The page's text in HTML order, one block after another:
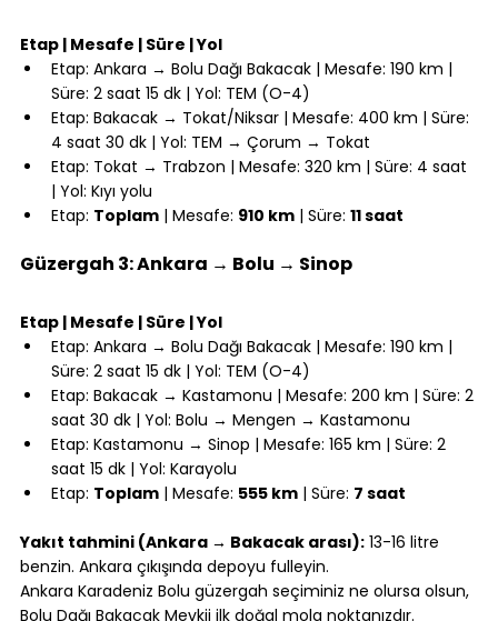
Etap | Mesafe | Süre | Yol
Etap: Ankara → Bolu Dağı Bakacak | Mesafe: 190 km |
Süre: 2 saat 15 dk | Yol: TEM (O-4)
Etap: Bakacak → Tokat/Niksar | Mesafe: 400 km | Süre:
4 saat 30 dk | Yol: TEM → Çorum → Tokat
Etap: Tokat → Trabzon | Mesafe: 320 km | Süre: 4 saat
| Yol: Kıyı yolu
Etap: Toplam | Mesafe: 910 km | Süre: 11 saat
Güzergah 3: Ankara → Bolu → Sinop
Etap | Mesafe | Süre | Yol
Etap: Ankara → Bolu Dağı Bakacak | Mesafe: 190 km |
Süre: 2 saat 15 dk | Yol: TEM (O-4)
Etap: Bakacak → Kastamonu | Mesafe: 200 km | Süre: 2
saat 30 dk | Yol: Bolu → Mengen → Kastamonu
Etap: Kastamonu → Sinop | Mesafe: 165 km | Süre: 2
saat 15 dk | Yol: Karayolu
Etap: Toplam | Mesafe: 555 km | Süre: 7 saat
Yakıt tahmini (Ankara → Bakacak arası): 13-16 litre
benzin. Ankara çıkışında depoyu fulleyin.
Ankara Karadeniz Bolu güzergah seçiminiz ne olursa olsun,
Bolu Dağı Bakacak Mevkii ilk doğal mola noktanızdır.